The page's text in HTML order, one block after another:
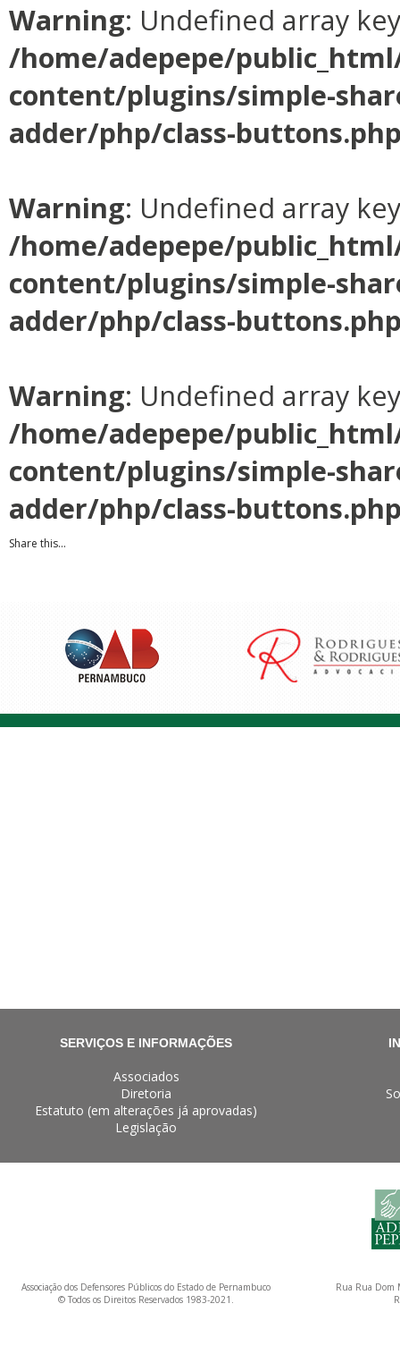
Warning: Undefined array
/home/adepepe/
content/plugins/simple-
adder/php/class-
Warning: Undefined array
/home/adepepe/
content/plugins/simple-
adder/php/class-
Warning: Undefined array
/home/adepepe/
content/plugins/simple-
adder/php/class-
Share this...
SERVIÇOS E INFORMAÇÕES
Associados
Diretoria
Estatuto (em alterações já aprovadas)
Legislação
Associação dos Defensores Públicos do Estado de Pernambuco
© Todos os Direitos Reservados 1983-2021.
Rua Rua Dom